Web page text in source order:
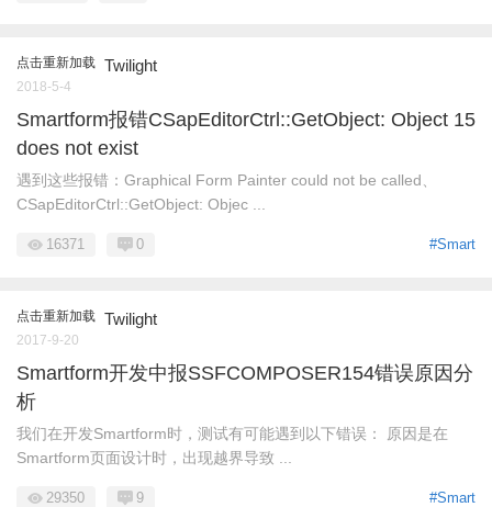
点击重新加载 Twilight
2018-5-4
Smartform报错CSapEditorCtrl::GetObject: Object 15
does not exist
遇到这些报错：Graphical Form Painter could not be called、
CSapEditorCtrl::GetObject: Objec ...
#Smart
16371 0
点击重新加载 Twilight
2017-9-20
Smartform开发中报SSFCOMPOSER154错误原因分
析
我们在开发Smartform时，测试有可能遇到以下错误： 原因是在
Smartform页面设计时，出现越界导致 ...
#Smart
29350 9